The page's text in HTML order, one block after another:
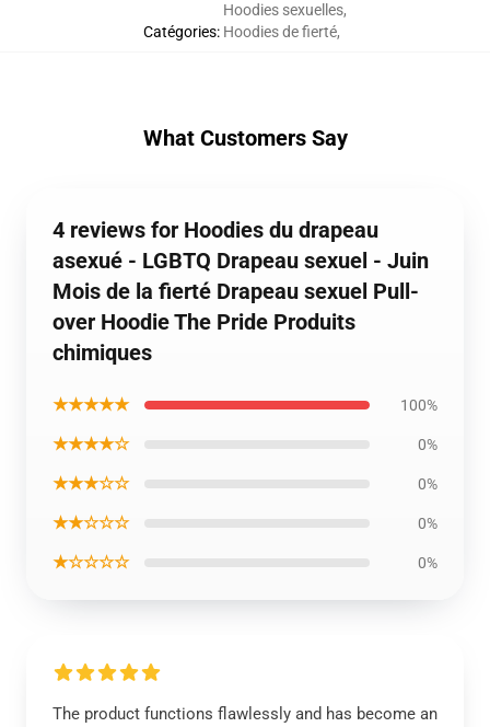
Catégories:
Hoodies sexuelles,
Hoodies de fierté,
What Customers Say
4 reviews for Hoodies du drapeau
asexué - LGBTQ Drapeau sexuel - Juin
Mois de la fierté Drapeau sexuel Pull-
over Hoodie The Pride Produits
chimiques
★★★★★ 100%
★★★★☆ 0%
★★★☆☆ 0%
★★☆☆☆ 0%
★☆☆☆☆ 0%
The product functions flawlessly and has become an